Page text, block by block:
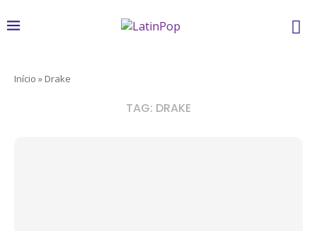
Início » Drake
TAG: DRAKE